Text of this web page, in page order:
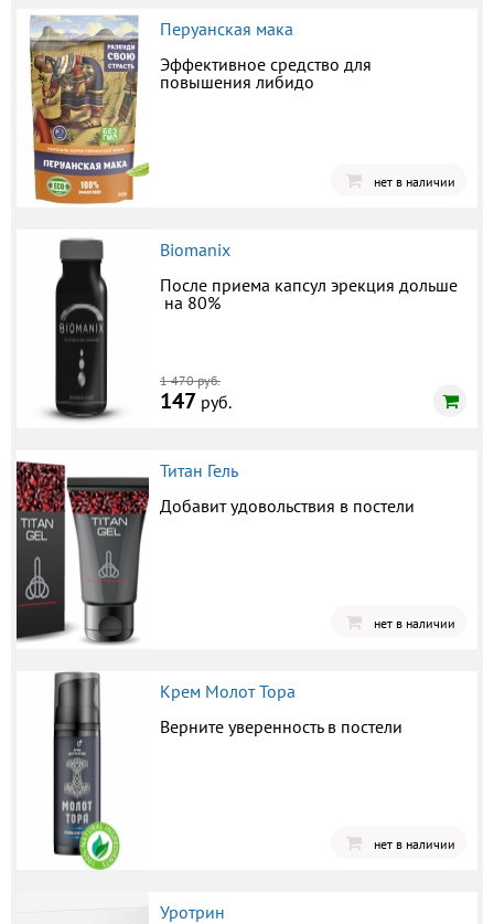
Перуанская мака
Эффективное средство для
повышения либидо
нет в наличии
Biomanix
После приема капсул эрекция дольше
на 80%
1 470 руб.
147 руб.
Титан Гель
Добавит удовольствия в постели
нет в наличии
Крем Молот Тора
Верните уверенность в постели
нет в наличии
Уротрин